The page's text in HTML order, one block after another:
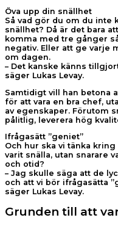
Öva upp din snällhet
Så vad gör du om du inte
snällhet? Då är det bara
komma med tre gånger
negativ. Eller att ge varje
om dagen.
– Det kanske känns
säger Lukas Levay.
Samtidigt vill han betona
för att vara en bra chef,
av egenskaper. Förutom
pålitlig, leverera hög
Ifrågasätt ”geniet”
Och hur ska vi tänka
varit snälla, utan snarare
och otid?
– Jag skulle säga att de
och att vi bör ifrågasätta
säger Lukas Levay.
Grunden till att